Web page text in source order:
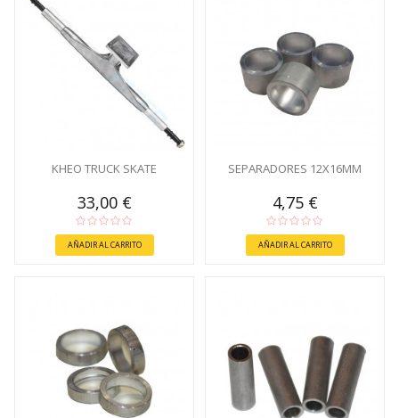
KHEO TRUCK SKATE
33,00 €
AÑADIR AL CARRITO
SEPARADORES 12X16MM
4,75 €
AÑADIR AL CARRITO